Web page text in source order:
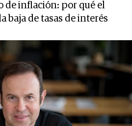
de inflación: por qué el
baja de tasas de interés